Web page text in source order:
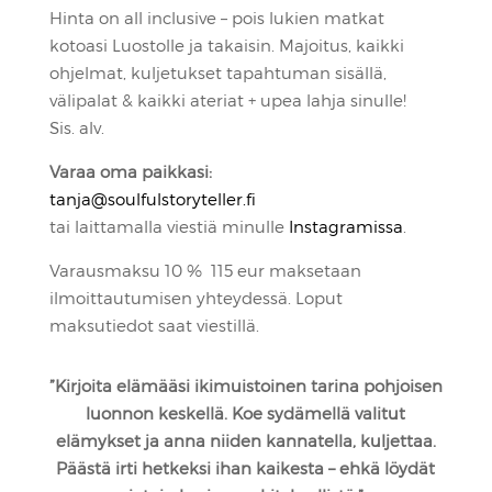
Hinta on all inclusive – pois lukien matkat
kotoasi Luostolle ja takaisin. Majoitus, kaikki
ohjelmat, kuljetukset tapahtuman sisällä,
välipalat & kaikki ateriat + upea lahja sinulle!
Sis. alv.
Varaa oma paikkasi:
tanja@soulfulstoryteller.fi
tai laittamalla viestiä minulle Instagramissa
Varausmaksu 10 % 115 eur maksetaan
ilmoittautumisen yhteydessä. Loput
maksutiedot saat viestillä.
”Kirjoita elämääsi ikimuistoinen tarina pohjoisen
luonnon keskellä. Koe sydämellä valitut
elämykset ja anna niiden kannatella, kuljettaa.
Päästä irti hetkeksi ihan kaikesta – ehkä löydät